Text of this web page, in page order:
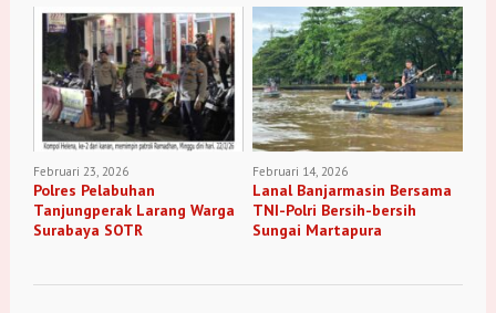
Februari 23, 2026
Polres Pelabuhan
Tanjungperak Larang Warga
Surabaya SOTR
Februari 14, 2026
Lanal Banjarmasin Bersama
TNI-Polri Bersih-bersih
Sungai Martapura